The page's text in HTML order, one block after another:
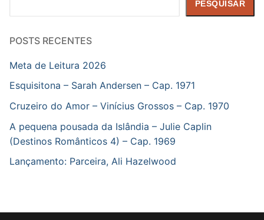
PESQUISAR
POSTS RECENTES
Meta de Leitura 2026
Esquisitona – Sarah Andersen – Cap. 1971
Cruzeiro do Amor – Vinícius Grossos – Cap. 1970
A pequena pousada da Islândia – Julie Caplin
(Destinos Românticos 4) – Cap. 1969
Lançamento: Parceira, Ali Hazelwood